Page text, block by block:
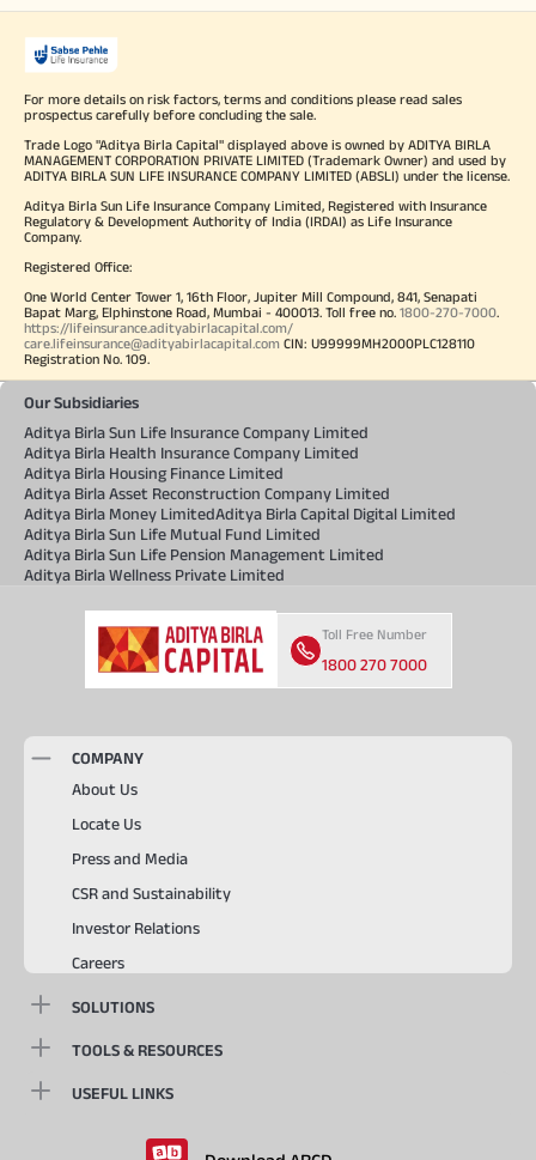
For more details on risk factors, terms and conditions please read sales
prospectus carefully before concluding the sale.
Trade Logo "Aditya Birla Capital" displayed above is owned by ADITYA BIRLA
MANAGEMENT CORPORATION PRIVATE LIMITED (Trademark Owner) and used by
ADITYA BIRLA SUN LIFE INSURANCE COMPANY LIMITED (ABSLI) under the license.
Aditya Birla Sun Life Insurance Company Limited, Registered with Insurance
Regulatory & Development Authority of India (IRDAI) as Life Insurance
Company.
Registered Office:
One World Center Tower 1, 16th Floor, Jupiter Mill Compound, 841, Senapati
Bapat Marg, Elphinstone Road, Mumbai - 400013. Toll free no. 1800-270-7000.
https://lifeinsurance.adityabirlacapital.com/
care.lifeinsurance@adityabirlacapital.com CIN: U99999MH2000PLC128110
Registration No. 109.
Our Subsidiaries
Aditya Birla Sun Life Insurance Company Limited
Aditya Birla Health Insurance Company Limited
Aditya Birla Housing Finance Limited
Aditya Birla Asset Reconstruction Company Limited
Aditya Birla Money LimitedAditya Birla Capital Digital Limited
Aditya Birla Sun Life Mutual Fund Limited
Aditya Birla Sun Life Pension Management Limited
Aditya Birla Wellness Private Limited
Toll Free Number
1800 270 7000
COMPANY
About Us
Locate Us
Press and Media
CSR and Sustainability
Investor Relations
Careers
SOLUTIONS
TOOLS & RESOURCES
USEFUL LINKS